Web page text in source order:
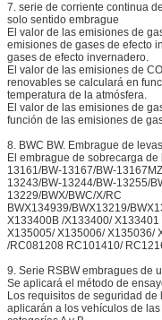
7. serie de corriente continua
solo sentido embrague
El valor de las emisiones de
emisiones de gases de efecto
gases de efecto invernadero.
El valor de las emisiones de
renovables se calculará en
temperatura de la atmósfera.
El valor de las emisiones de
función de las emisiones de
8. BWC BW. Embrague de
El embrague de sobrecarga
13161/BW-13167/BW-
13243/BW-13244/BW-13255/
13229/BWX/BWC/X/RC
BWX134939/BWX13219/
X133400B /X133400/
X135005/ X135006/ X135036/
/RC081208 RC101410/
9. Serie RSBW embragues de
Se aplicará el método de
Los requisitos de seguridad de
aplicarán a los vehículos de